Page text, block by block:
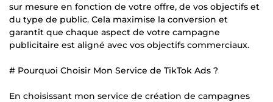
sur mesure en fonction de votre offre, de vos objectifs et
du type de public. Cela maximise la conversion et
garantit que chaque aspect de votre campagne
publicitaire est aligné avec vos objectifs commerciaux.
# Pourquoi Choisir Mon Service de TikTok Ads ?
En choisissant mon service de création de campagnes